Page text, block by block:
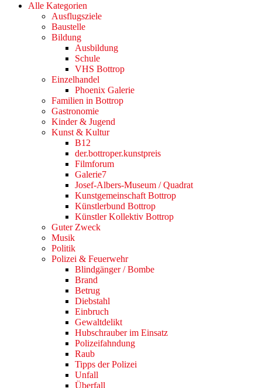
Alle Kategorien
Ausflugsziele
Baustelle
Bildung
Ausbildung
Schule
VHS Bottrop
Einzelhandel
Phoenix Galerie
Familien in Bottrop
Gastronomie
Kinder & Jugend
Kunst & Kultur
B12
der.bottroper.kunstpreis
Filmforum
Galerie7
Josef-Albers-Museum / Quadrat
Kunstgemeinschaft Bottrop
Künstlerbund Bottrop
Künstler Kollektiv Bottrop
Guter Zweck
Musik
Politik
Polizei & Feuerwehr
Blindgänger / Bombe
Brand
Betrug
Diebstahl
Einbruch
Gewaltdelikt
Hubschrauber im Einsatz
Polizeifahndung
Raub
Tipps der Polizei
Unfall
Überfall